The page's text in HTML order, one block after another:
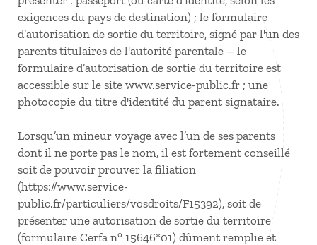
exigences du pays de destination) ; le formulaire
d’autorisation de sortie du territoire, signé par l'un des
parents titulaires de l'autorité parentale – le
formulaire d’autorisation de sortie du territoire est
accessible sur le site www.service-public.fr ; une
photocopie du titre d'identité du parent signataire.
Lorsqu’un mineur voyage avec l’un de ses parents
dont il ne porte pas le nom, il est fortement conseillé
soit de pouvoir prouver la filiation
(https://www.service-
public.fr/particuliers/vosdroits/F15392), soit de
présenter une autorisation de sortie du territoire
(formulaire Cerfa n° 15646*01) dûment remplie et